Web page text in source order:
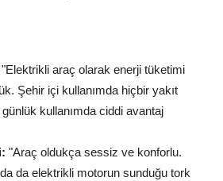
"Elektrikli araç olarak enerji tüketimi
Şehir içi kullanımda hiçbir yakıt
kullanımda ciddi avantaj
"Araç oldukça sessiz ve konforlu.
da elektrikli motorun sunduğu tork